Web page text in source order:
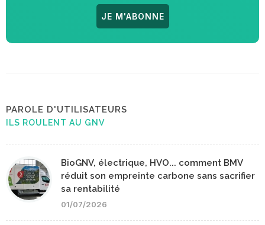
JE M'ABONNE
PAROLE D'UTILISATEURS
ILS ROULENT AU GNV
BioGNV, électrique, HVO... comment BMV
réduit son empreinte carbone sans sacrifier
sa rentabilité
01/07/2026